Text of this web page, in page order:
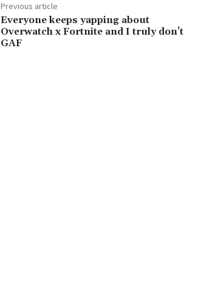
Previous article
Everyone keeps yapping about
Overwatch x Fortnite and I truly don’t
GAF